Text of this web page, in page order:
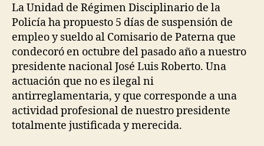
La Unidad de Régimen Disciplinario de la
Policía ha propuesto 5 días de suspensión de
empleo y sueldo al Comisario de Paterna que
condecoró en octubre del pasado año a nuestro
presidente nacional José Luis Roberto. Una
actuación que no es ilegal ni
antirreglamentaria, y que corresponde a una
actividad profesional de nuestro presidente
totalmente justificada y merecida.